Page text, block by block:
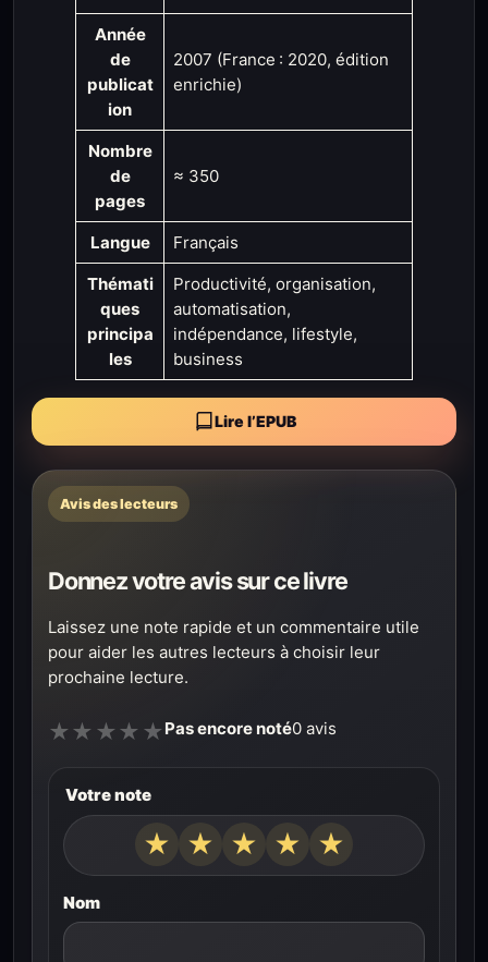
Année
de
publicat
ion
2007 (France : 2020, édition
enrichie)
Nombre
de
pages
≈ 350
Langue
Français
Thémati
ques
principa
les
Productivité, organisation,
automatisation,
indépendance, lifestyle,
business
Lire l’EPUB
Avis des lecteurs
Donnez votre avis sur ce livre
Laissez une note rapide et un commentaire utile
pour aider les autres lecteurs à choisir leur
prochaine lecture.
★ ★ ★ ★ ★ Pas encore noté0 avis
Votre note
★
★
★
★
★
Nom